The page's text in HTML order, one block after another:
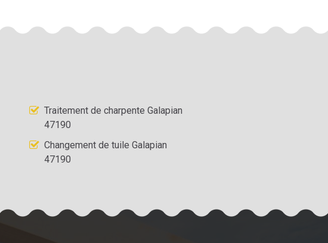
Traitement de charpente Galapian
47190
Changement de tuile Galapian
47190